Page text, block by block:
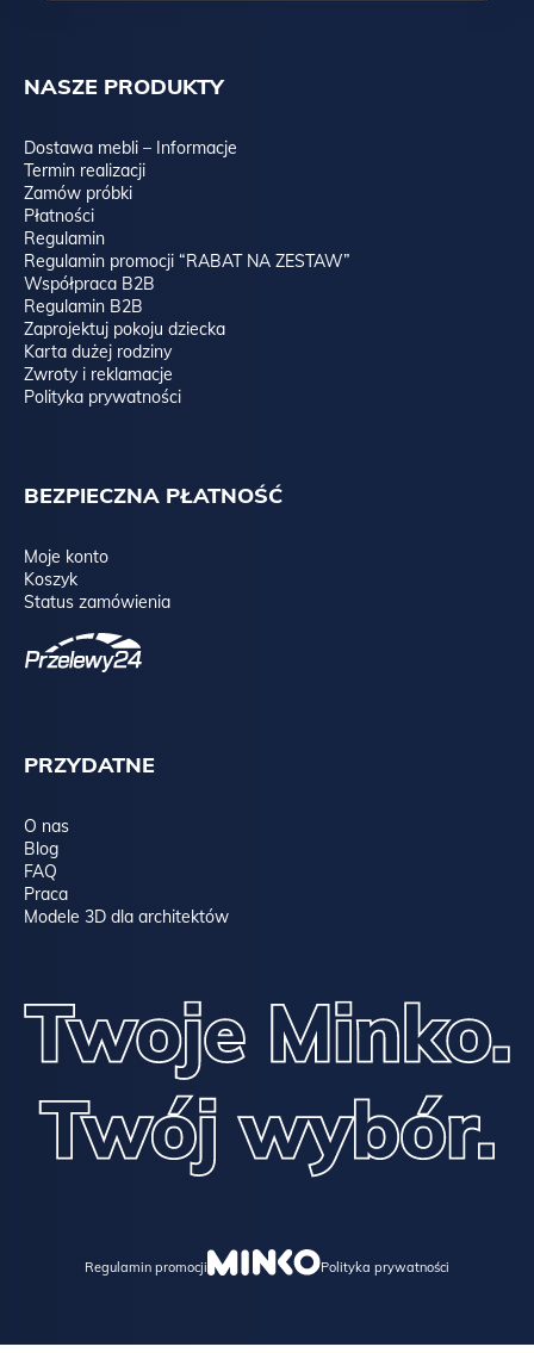
NASZE PRODUKTY
Dostawa mebli – Informacje
Termin realizacji
Zamów próbki
Płatności
Regulamin
Regulamin promocji “RABAT NA ZESTAW”
Współpraca B2B
Regulamin B2B
Zaprojektuj pokoju dziecka
Karta dużej rodziny
Zwroty i reklamacje
Polityka prywatności
BEZPIECZNA PŁATNOŚĆ
Moje konto
Koszyk
Status zamówienia
PRZYDATNE
O nas
Blog
FAQ
Praca
Modele 3D dla architektów
Regulamin promocji Polityka prywatności